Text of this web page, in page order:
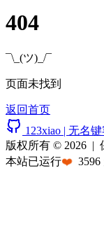
404
¯\_(ツ)_/¯
页面未找到
返回首页
123xiao | 无名
版权所有 © 2026 |
本站已运行❤️ 3596